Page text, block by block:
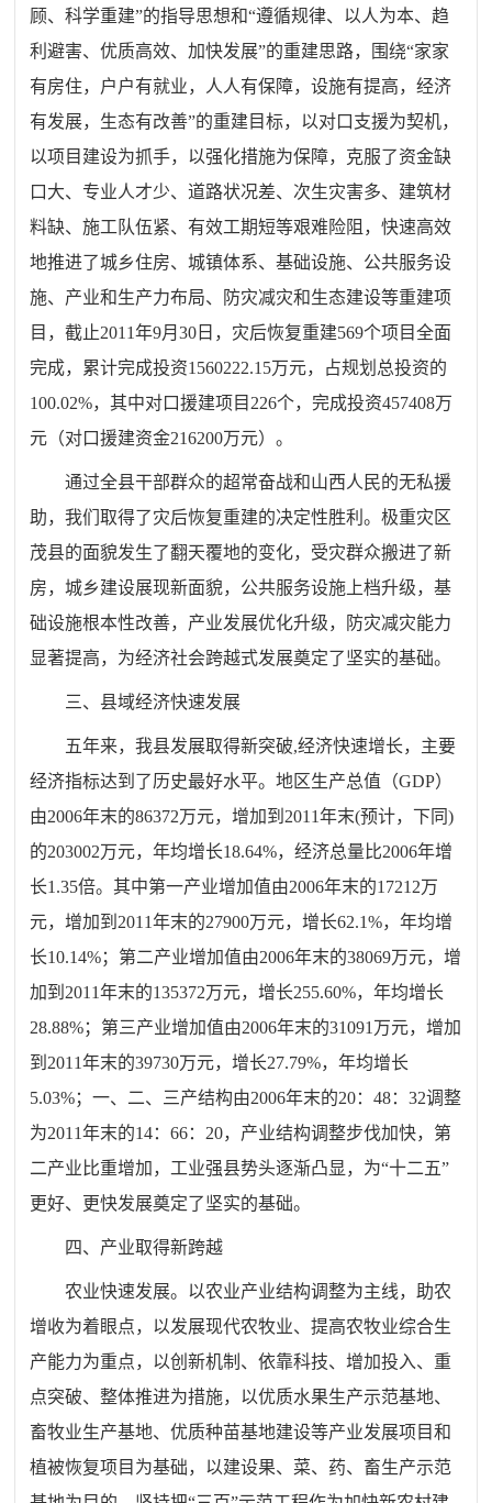
顾、科学重建”的指导思想和“遵循规律、以人为本、趋
利避害、优质高效、加快发展”的重建思路，围绕“家家
有房住，户户有就业，人人有保障，设施有提高，经济
有发展，生态有改善”的重建目标，以对口支援为契机，
以项目建设为抓手，以强化措施为保障，克服了资金缺
口大、专业人才少、道路状况差、次生灾害多、建筑材
料缺、施工队伍紧、有效工期短等艰难险阻，快速高效
地推进了城乡住房、城镇体系、基础设施、公共服务设
施、产业和生产力布局、防灾减灾和生态建设等重建项
目，截止2011年9月30日，灾后恢复重建569个项目全面
完成，累计完成投资1560222.15万元，占规划总投资的
100.02%，其中对口援建项目226个，完成投资457408万
元（对口援建资金216200万元）。
通过全县干部群众的超常奋战和山西人民的无私援
助，我们取得了灾后恢复重建的决定性胜利。极重灾区
茂县的面貌发生了翻天覆地的变化，受灾群众搬进了新
房，城乡建设展现新面貌，公共服务设施上档升级，基
础设施根本性改善，产业发展优化升级，防灾减灾能力
显著提高，为经济社会跨越式发展奠定了坚实的基础。
三、县域经济快速发展
五年来，我县发展取得新突破,经济快速增长，主要
经济指标达到了历史最好水平。地区生产总值（GDP）
由2006年末的86372万元，增加到2011年末(预计，下同)
的203002万元，年均增长18.64%，经济总量比2006年增
长1.35倍。其中第一产业增加值由2006年末的17212万
元，增加到2011年末的27900万元，增长62.1%，年均增
长10.14%；第二产业增加值由2006年末的38069万元，增
加到2011年末的135372万元，增长255.60%，年均增长
28.88%；第三产业增加值由2006年末的31091万元，增加
到2011年末的39730万元，增长27.79%，年均增长
5.03%；一、二、三产结构由2006年末的20：48：32调整
为2011年末的14：66：20，产业结构调整步伐加快，第
二产业比重增加，工业强县势头逐渐凸显，为“十二五”
更好、更快发展奠定了坚实的基础。
四、产业取得新跨越
农业快速发展。以农业产业结构调整为主线，助农
增收为着眼点，以发展现代农牧业、提高农牧业综合生
产能力为重点，以创新机制、依靠科技、增加投入、重
点突破、整体推进为措施，以优质水果生产示范基地、
畜牧业生产基地、优质种苗基地建设等产业发展项目和
植被恢复项目为基础，以建设果、菜、药、畜生产示范